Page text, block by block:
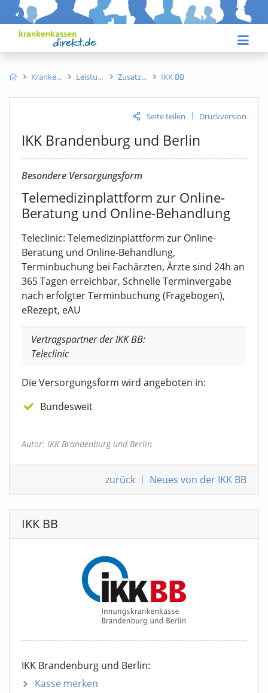
Kranke Leistu Zusatz IKK BB
Seite teilen | Druckversion
IKK Brandenburg und Berlin
Besondere Versorgungsform
Telemedizinplattform zur Online-
Beratung und Online-Behandlung
Teleclinic: Telemedizinplattform zur Online-
Beratung und Online-Behandlung,
Terminbuchung bei Fachärzten, Ärzte sind 24h an
365 Tagen erreichbar, Schnelle Terminvergabe
nach erfolgter Terminbuchung (Fragebogen),
eRezept, eAU
Vertragspartner der IKK BB:
Teleclinic
Die Versorgungsform wird angeboten in:
Bundesweit
Autor: IKK Brandenburg und Berlin
zurück | Neues von der IKK BB
IKK BB
IKK Brandenburg und Berlin:
Kasse merken